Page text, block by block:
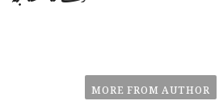
MORE FROM AUTHOR